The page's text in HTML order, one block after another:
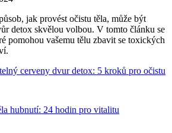
jak provést očistu těla, může být
detox skvělou volbou. V tomto článku se
pomohou vašemu tělu zbavit se toxických
cerveny dvur detox: 5 kroků pro očistu